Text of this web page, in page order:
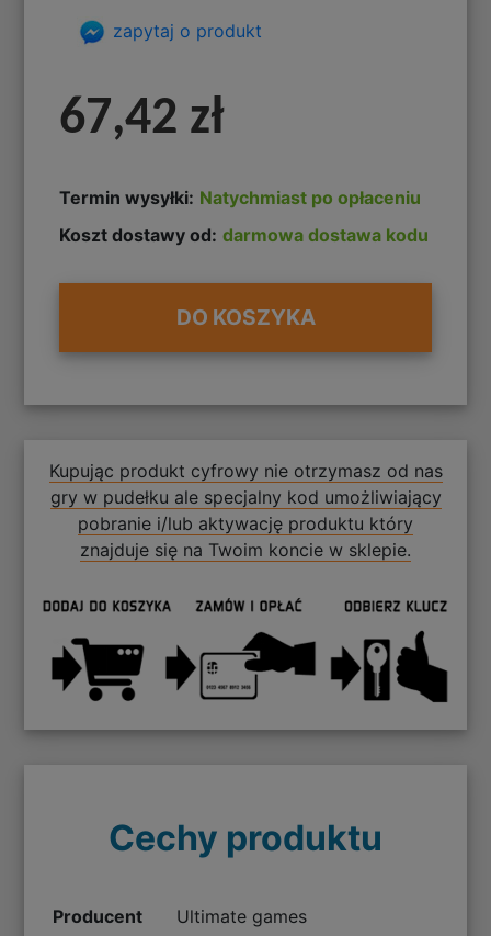
zapytaj o produkt
67,42 zł
Termin wysyłki: Natychmiast po opłaceniu
Koszt dostawy od: darmowa dostawa kodu
DO KOSZYKA
Kupując produkt cyfrowy nie otrzymasz od nas
gry w pudełku ale specjalny kod umożliwiający
pobranie i/lub aktywację produktu który
znajduje się na Twoim koncie w sklepie.
Cechy produktu
Producent Ultimate games